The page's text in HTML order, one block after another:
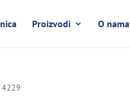
Proizvodi O nama
4229